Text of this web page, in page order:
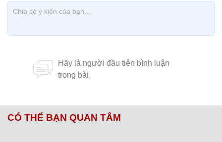
CÓ THỂ BẠN QUAN TÂM